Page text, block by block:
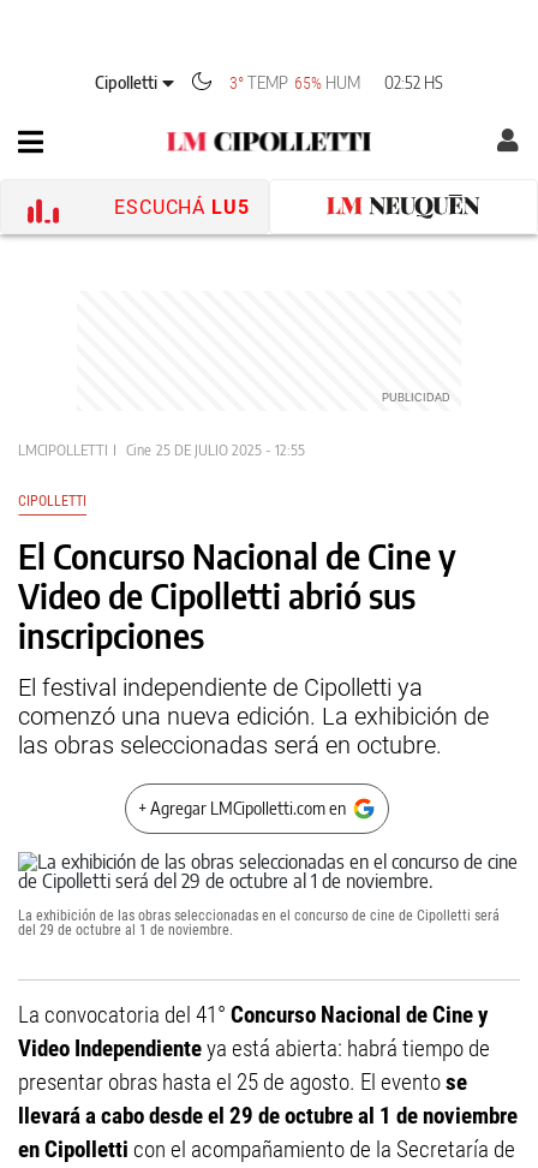
Cipolletti 3° TEMP 65% HUM 02:52 HS
ESCUCHÁ LU5
LMCIPOLLETTI Cine 25 DE JULIO 2025 - 12:55
CIPOLLETTI
El Concurso Nacional de Cine y
Video de Cipolletti abrió sus
inscripciones
El festival independiente de Cipolletti ya
comenzó una nueva edición. La exhibición de
las obras seleccionadas será en octubre.
+ Agregar LMCipolletti.com en
La exhibición de las obras seleccionadas en el concurso de cine de Cipolletti será
del 29 de octubre al 1 de noviembre.
La convocatoria del 41° Concurso Nacional de Cine y
Video Independienteya está abierta: habrá tiempo de
presentar obras hasta el 25 de agosto. El eventose
llevará a cabo desde el 29 de octubre al 1 de noviembre
en Cipolletti con el acompañamiento de la Secretaría de